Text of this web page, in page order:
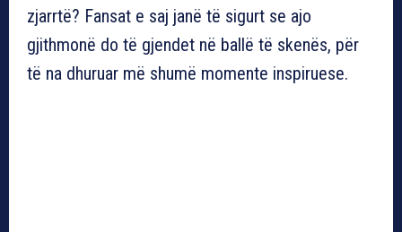
zjarrtë? Fansat e saj janë të sigurt se ajo
gjithmonë do të gjendet në ballë të skenës, për
të na dhuruar më shumë momente inspiruese.